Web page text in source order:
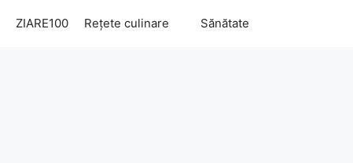
ZIARE100 Rețete culinare Sănătate